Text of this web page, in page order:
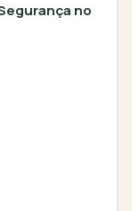
no